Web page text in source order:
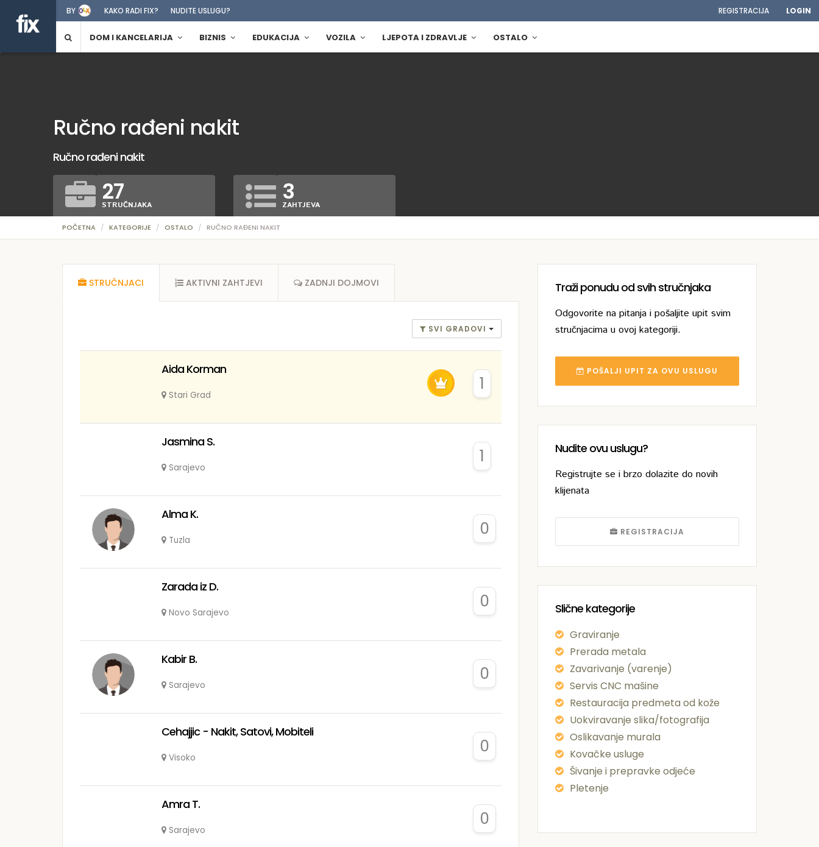
BY KAKO RADI FIX? NUDITE USLUGU? REGISTRACIJA LOGIN
DOM I KANCELARIJA BIZNIS EDUKACIJA VOZILA LJEPOTA I ZDRAVLJE OSTALO
POČETNA KATEGORIJE OSTALO RUČNO RAĐENI NAKIT
Ručno rađeni nakit
Ručno rađeni nakit
27
STRUČNJAKA 3
ZAHTJEVA
Traži ponudu od svih stručnjaka
Odgovorite na pitanja i pošaljite upit svim
stručnjacima u ovoj kategoriji.
POŠALJI UPIT ZA OVU USLUGU
Nudite ovu uslugu?
Registrujte se i brzo dolazite do novih
klijenata
REGISTRACIJA
Slične kategorije
Graviranje
Prerada metala
Zavarivanje (varenje)
Servis CNC mašine
Restauracija predmeta od kože
Uokviravanje slika/fotografija
Oslikavanje murala
Kovačke usluge
Šivanje i prepravke odjeće
Pletenje
STRUČNJACI AKTIVNI ZAHTJEVI ZADNJI DOJMOVI
SVI GRADOVI
Aida Korman
Stari Grad
1
Jasmina S.
Sarajevo
1
Alma K.
Tuzla
0
Zarada iz D.
Novo Sarajevo
0
Kabir B.
Sarajevo
0
Cehajjic - Nakit, Satovi, Mobiteli
Visoko
0
Amra T.
Sarajevo
0